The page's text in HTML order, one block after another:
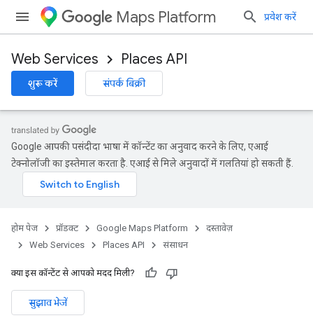
Maps Platform प्रवेश करें
Web Services Places API
शुरू करें संपर्क बिक्री
Google आपकी पसंदीदा भाषा में कॉन्टेंट का अनुवाद करने के लिए, एआई
टेक्नोलॉजी का इस्तेमाल करता है. एआई से मिले अनुवादों में गलतियां हो सकती हैं.
होम पेज प्रॉडक्ट Google Maps Platform
दस्तावेज़
Web Services
Places API संसाधन
क्या इस कॉन्टेंट से आपको मदद मिली?
सुझाव भेजें